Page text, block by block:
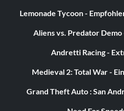
Lemonade Tycoon -
Aliens vs. Predator Demo
Andretti Racing -
Medieval 2: Total War -
Grand Theft Auto : San